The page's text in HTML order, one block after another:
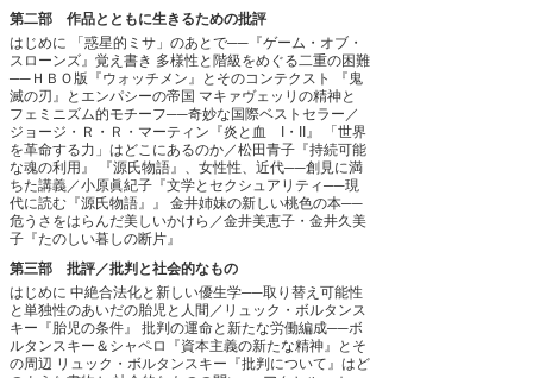
第二部 作品とともに生きるための批評
はじめに 「惑星的ミサ」のあとで──『ゲーム・オブ・
スローンズ』覚え書き 多様性と階級をめぐる二重の困難
──ＨＢＯ版『ウォッチメン』とそのコンテクスト
『鬼
滅の刃』とエンパシーの帝国 マキァヴェッリの精神と
フェミニズム的モチーフ──奇妙な国際ベストセラー／
ジョージ・Ｒ・Ｒ・マーティン『炎と血 I・II』
「世界
を革命する力」はどこにあるのか／松田青子『持続可能
な魂の利用』
『源氏物語』、女性性、近代──創見に満
ちた講義／小原眞紀子『文学とセクシュアリティ──現
代に読む『源氏物語』』
金井姉妹の新しい桃色の本──
危うさをはらんだ美しいかけら／金井美恵子・金井久美
子『たのしい暮しの断片』
第三部 批評／批判と社会的なもの
はじめに 中絶合法化と新しい優生学──取り替え可能性
と単独性のあいだの胎児と人間／リュック・ボルタンス
キー『胎児の条件』
批判の運命と新たな労働編成──ボ
ルタンスキー＆シャペロ『資本主義の新たな精神』とそ
の周辺 リュック・ボルタンスキー『批判について』はど